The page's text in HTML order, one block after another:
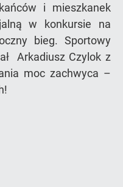
i mieszkanek
w konkursie na
bieg. Sportowy
Arkadiusz Czylok z
moc zachwyca –